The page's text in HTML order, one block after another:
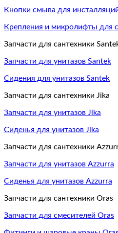
Кнопки смыва для
Крепления и микролифты для
Запчасти для сантехники
Запчасти для унитазов Santek
Сидения для унитазов Santek
Запчасти для сантехники Jika
Запчасти для унитазов Jika
Сиденья для унитазов Jika
Запчасти для сантехники
Запчасти для унитазов Azzurra
Сиденья для унитазов Azzurra
Запчасти для сантехники Oras
Запчасти для смесителей Oras